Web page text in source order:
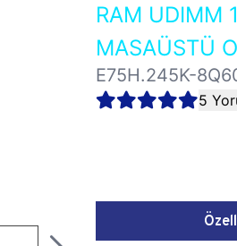
RAM UDIMM
MASAÜSTÜ
E75H.245K-
5